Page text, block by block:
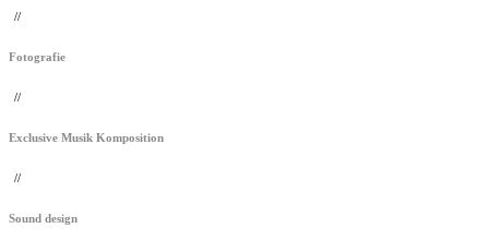
//
Fotografie
//
Exclusive Musik Komposition
//
Sound design